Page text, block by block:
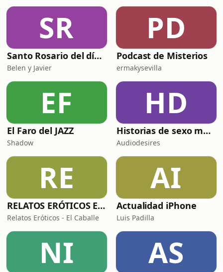
desde fotos con fondo blanco y desde
ilustraciones vectoriales, qué herram
SR
Santo Rosario del día. 🙏 Reza con nosotros en castellano 🇪🇸
Belen y Javier
PD
Podcast de Misterios
ermakysevilla
EF
El Faro del JAZZ
Shadow
HD
Historias de sexo muy intensas y calientes
Audiodesires
RE
RELATOS ERÓTICOS El Caballero Oscuro
Relatos Eróticos - El Caballe
AI
Actualidad iPhone
Luis Padilla
NI AS